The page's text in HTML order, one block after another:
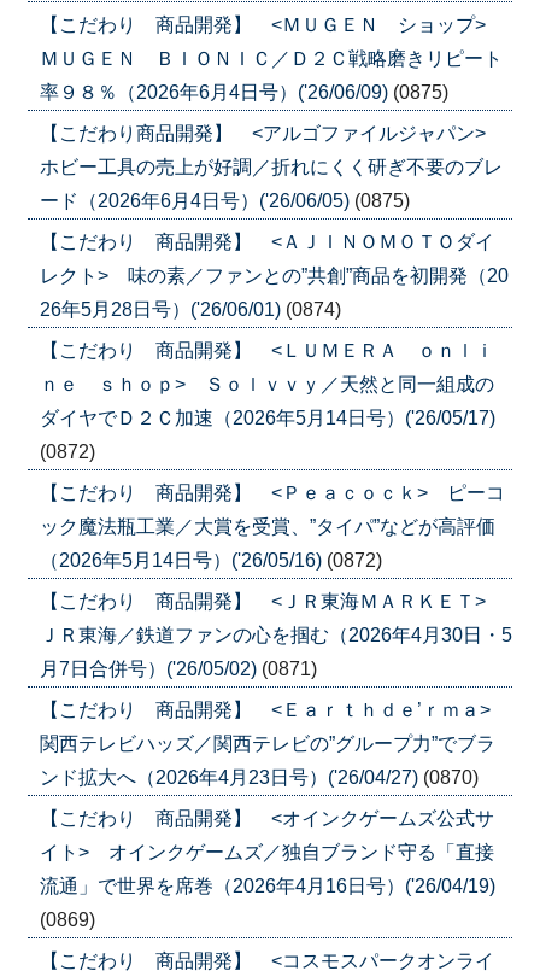
【こだわり 商品開発】 <ＭＵＧＥＮ ショップ>
ＭＵＧＥＮ ＢＩＯＮＩＣ／Ｄ２Ｃ戦略磨きリピート
率９８％（2026年6月4日号）('26/06/09) (0875)
【こだわり商品開発】 <アルゴファイルジャパン>
ホビー工具の売上が好調／折れにくく研ぎ不要のブレ
ード（2026年6月4日号）('26/06/05) (0875)
【こだわり 商品開発】 <ＡＪＩＮＯＭＯＴＯダイ
レクト> 味の素／ファンとの”共創”商品を初開発（20
26年5月28日号）('26/06/01) (0874)
【こだわり 商品開発】 <ＬＵＭＥＲＡ ｏｎｌｉ
ｎｅ ｓｈｏｐ> Ｓｏｌｖｖｙ／天然と同一組成の
ダイヤでＤ２Ｃ加速（2026年5月14日号）('26/05/17)
(0872)
【こだわり 商品開発】 <Ｐｅａｃｏｃｋ> ピーコ
ック魔法瓶工業／大賞を受賞、”タイパ”などが高評価
（2026年5月14日号）('26/05/16) (0872)
【こだわり 商品開発】 <ＪＲ東海ＭＡＲＫＥＴ>
ＪＲ東海／鉄道ファンの心を掴む（2026年4月30日・5
月7日合併号）('26/05/02) (0871)
【こだわり 商品開発】 <Ｅａｒｔｈｄｅ’ｒｍａ>
関西テレビハッズ／関西テレビの”グループ力”でブラ
ンド拡大へ（2026年4月23日号）('26/04/27) (0870)
【こだわり 商品開発】 <オインクゲームズ公式サ
イト> オインクゲームズ／独自ブランド守る「直接
流通」で世界を席巻（2026年4月16日号）('26/04/19)
(0869)
【こだわり 商品開発】 <コスモスパークオンライ